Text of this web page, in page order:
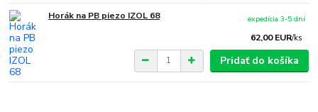
Horák na PB piezo IZOL 68
62,00 EUR/ks
expedícia 3-5 dní
Pridať do košíka